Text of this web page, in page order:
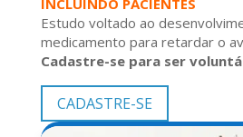
Estudo voltado ao
medicamento para retardar o
Cadastre-se para ser
CADASTRE-SE